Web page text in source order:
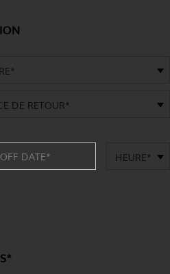
DE RETOUR*
HEURE*